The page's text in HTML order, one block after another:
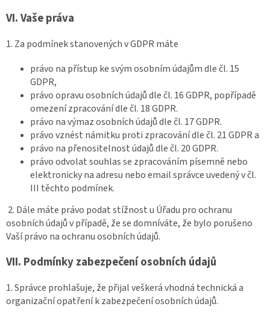
VI.Vaše práva
1. Za podmínek stanovených v GDPR máte
právo na přístup ke svým osobním údajům dle čl. 15
GDPR,
právo opravu osobních údajů dle čl. 16 GDPR, popřípadě
omezení zpracování dle čl. 18 GDPR.
právo na výmaz osobních údajů dle čl. 17 GDPR.
právo vznést námitku proti zpracování dle čl. 21 GDPR a
právo na přenositelnost údajů dle čl. 20 GDPR.
právo odvolat souhlas se zpracováním písemně nebo
elektronicky na adresu nebo email správce uvedený v čl.
III těchto podmínek.
2. Dále máte právo podat stížnost u Úřadu pro ochranu
osobních údajů v případě, že se domníváte, že bylo porušeno
Vaší právo na ochranu osobních údajů.
VII. Podmínky zabezpečení osobních údajů
1. Správce prohlašuje, že přijal veškerá vhodná technická a
organizační opatření k zabezpečení osobních údajů.